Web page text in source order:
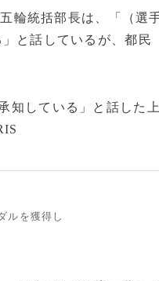
輪統括部長は、「（選
と話しているが、都民
知している」と話した
ルを獲得し